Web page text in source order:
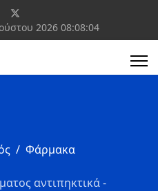
2026 08:08:05
Φάρμακα
αντιπηκτικά -